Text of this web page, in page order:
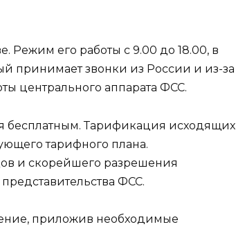
Режим его работы с 9.00 до 18.00, в
принимает звонки из России и из-за
центрального аппарата ФСС.
бесплатным. Тарификация исходящих
тарифного плана.
и скорейшего разрешения
ФСС.
приложив необходимые